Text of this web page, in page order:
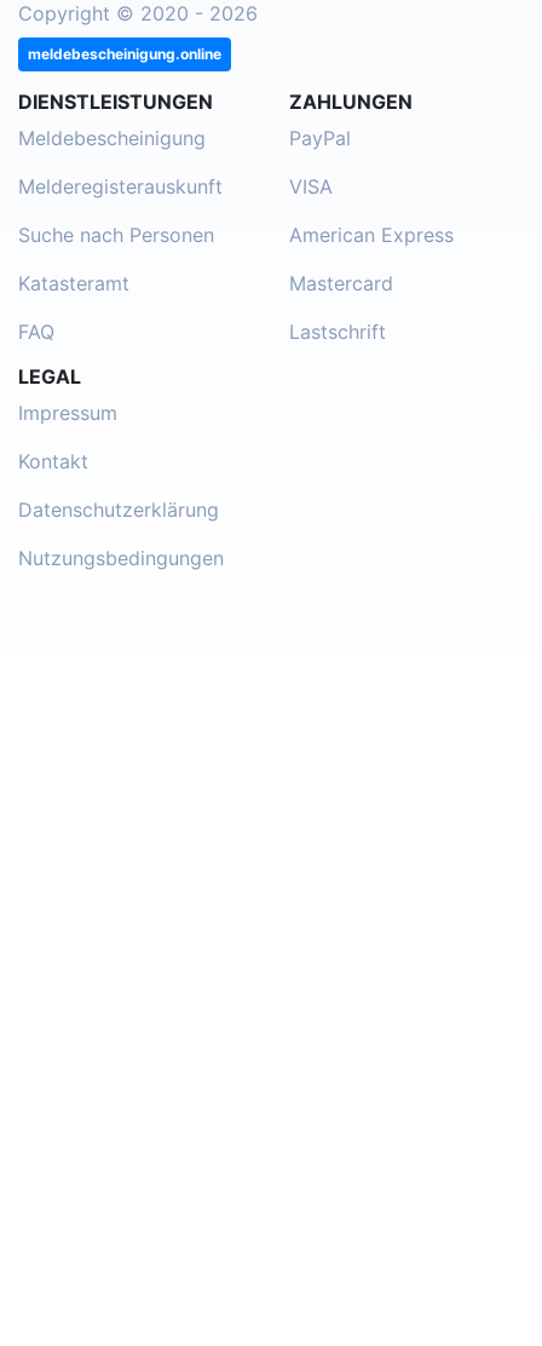
Copyright © 2020 - 2026
meldebescheinigung.online
DIENSTLEISTUNGEN
Meldebescheinigung
Melderegisterauskunft
Suche nach Personen
Katasteramt
FAQ
ZAHLUNGEN
PayPal
VISA
American Express
Mastercard
Lastschrift
LEGAL
Impressum
Kontakt
Datenschutzerklärung
Nutzungsbedingungen